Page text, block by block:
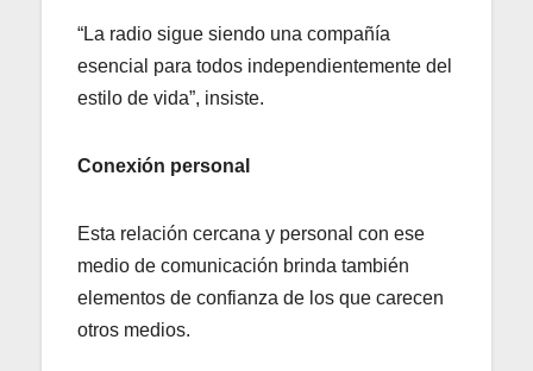
“La radio sigue siendo una compañía
esencial para todos independientemente del
estilo de vida”, insiste.
Conexión personal
Esta relación cercana y personal con ese
medio de comunicación brinda también
elementos de confianza de los que carecen
otros medios.